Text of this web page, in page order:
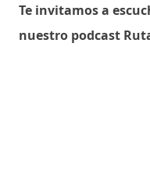
Te invitamos a
nuestro podcast